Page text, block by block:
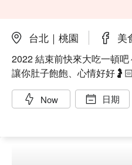
台北｜桃園 美
2022 結束前快來大吃一頓
讓你肚子飽飽、心情好好🤰🏻
Now 日期